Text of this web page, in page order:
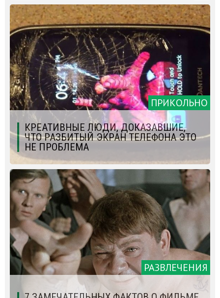
ПРИКОЛЬНО
КРЕАТИВНЫЕ ЛЮДИ, ДОКАЗАВШИЕ,
ЧТО РАЗБИТЫЙ ЭКРАН ТЕЛЕФОНА ЭТО
НЕ ПРОБЛЕМА
РАЗВЛЕЧЕНИЯ